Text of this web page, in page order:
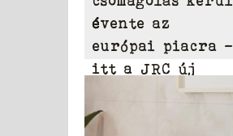
évente az
európai piacra –
itt a JRC új
modellje, amely
ellenőrzi a